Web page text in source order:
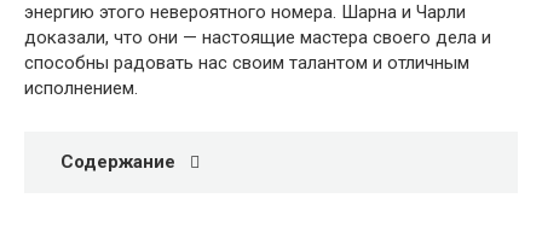
энергию этого невероятного номера. Шарна и Чарли
доказали, что они — настоящие мастера своего дела и
способны радовать нас своим талантом и отличным
исполнением.
Содержание